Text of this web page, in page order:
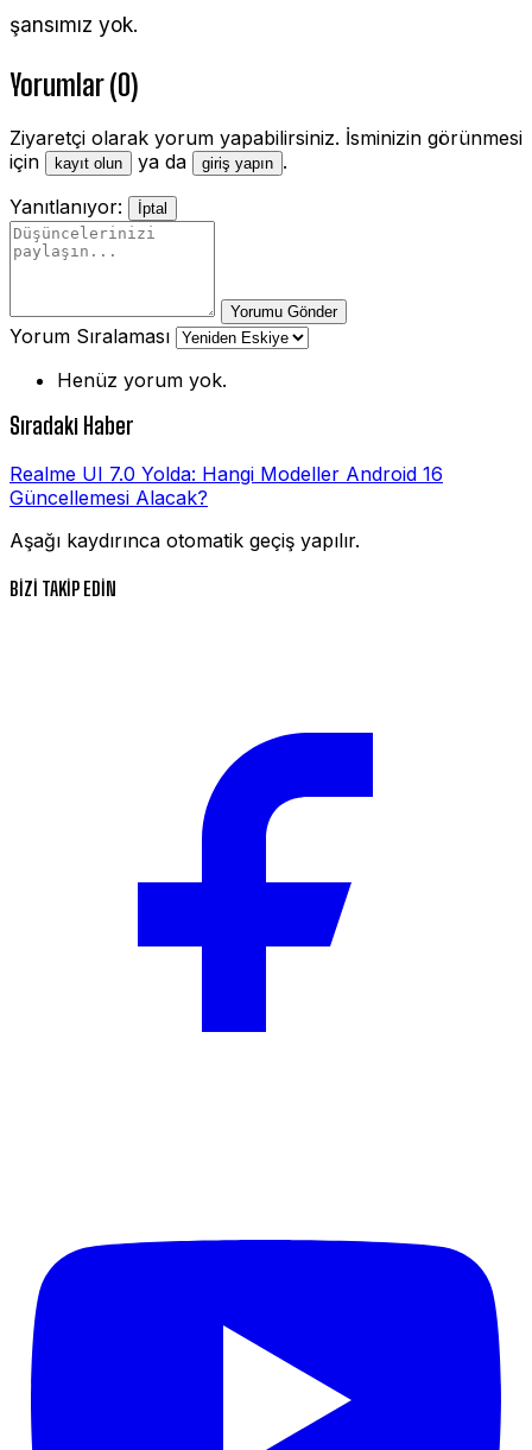
şansımız yok.
Yorumlar (0)
Ziyaretçi olarak yorum yapabilirsiniz. İsminizin görünmesi
için
kayıt olun ya da giriş yapın .
Yanıtlanıyor:
İptal
Yorumu Gönder
Yorum Sıralaması
Henüz yorum yok.
Sıradaki Haber
Realme UI 7.0 Yolda: Hangi Modeller Android 16
Güncellemesi Alacak?
Aşağı kaydırınca otomatik geçiş yapılır.
BİZİ TAKİP EDİN